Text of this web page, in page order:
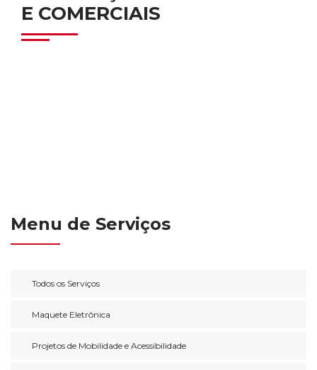
E COMERCIAIS
Menu de Serviços
Todos os Serviços
Maquete Eletrônica
Projetos de Mobilidade e Acessibilidade